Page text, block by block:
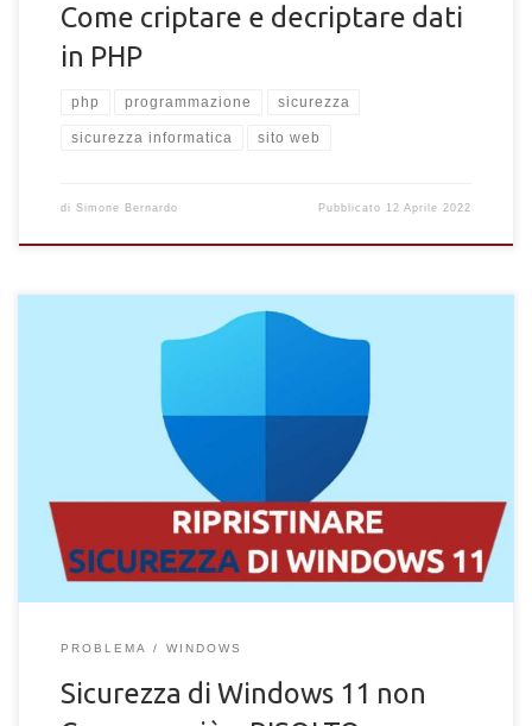
Come criptare e decriptare dati
in PHP
php programmazione sicurezza
sicurezza informatica sito web
di Simone Bernardo Pubblicato 12 Aprile 2022
Lo strumento "Sicurezza di Windows" non compare e non
funziona in Windows 11. Scopri come ripristinare Windows
Defender facilmente
PROBLEMA WINDOWS
Sicurezza di Windows 11 non